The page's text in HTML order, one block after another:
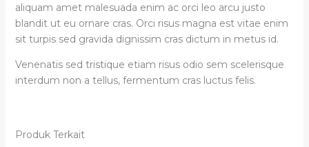
aliquam amet malesuada enim ac orci leo arcu justo
blandit ut eu ornare cras. Orci risus magna est vitae enim
sit turpis sed gravida dignissim cras dictum in metus id.
Venenatis sed tristique etiam risus odio sem scelerisque
interdum non a tellus, fermentum cras luctus felis.
Produk Terkait